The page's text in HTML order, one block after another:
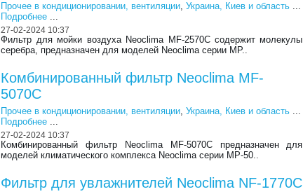
Прочее в кондиционировании, вентиляции,Украина, Киев и область ...
Подробнее ...
27-02-2024 10:37
Фильтр для мойки воздуха Neoclima MF-2570C содержит молекулы
серебра, предназначен для моделей Neoclima серии MP..
Комбинированный фильтр Neoclima MF-
5070С
Прочее в кондиционировании, вентиляции,Украина, Киев и область ...
Подробнее ...
27-02-2024 10:37
Комбинированный фильтр Neoclima MF-5070C предназначен для
моделей климатического комплекса Neoclima серии MP-50..
Фильтр для увлажнителей Neoclima NF-1770C